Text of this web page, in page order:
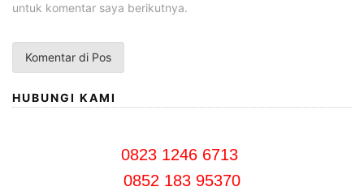
untuk komentar saya berikutnya.
HUBUNGI KAMI
0823 1246 6713
0852 183 95370